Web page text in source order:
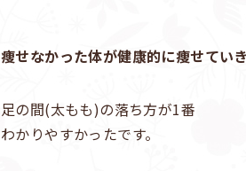
痩せなかった体が健康的に痩せてい
足の間(太もも)の落ち方が1番
わかりやすかったです。